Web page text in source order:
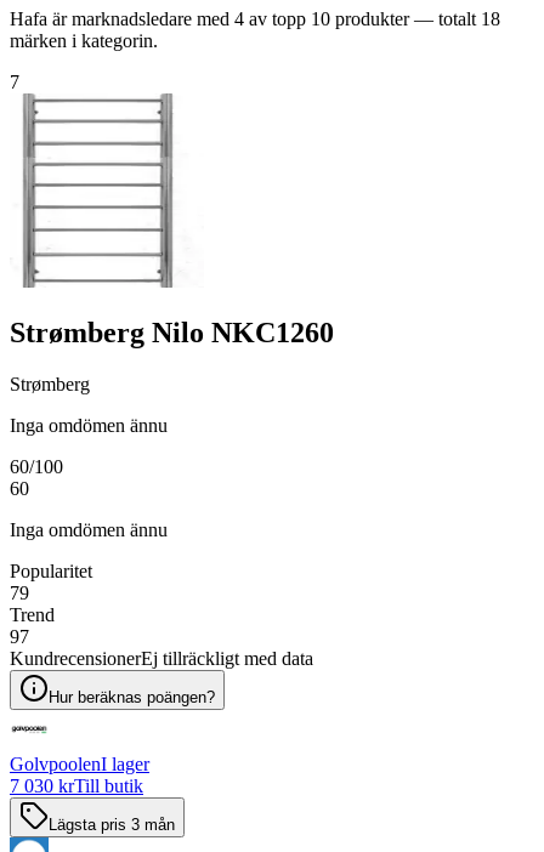
Hafa är marknadsledare med 4 av topp 10 produkter — totalt 18
märken i kategorin.
7
Strømberg Nilo NKC1260
Strømberg
Inga omdömen ännu
60/100
60
Inga omdömen ännu
Popularitet
79
Trend
97
KundrecensionerEj tillräckligt med data
Hur beräknas poängen?
GolvpoolenI lager
7 030 krTill butik
Lägsta pris 3 mån